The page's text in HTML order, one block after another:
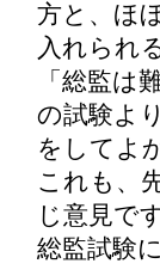
方と、ほ
入れられ
「総監は
の試験よ
をしてよ
これも、
じ意見です
総監試験